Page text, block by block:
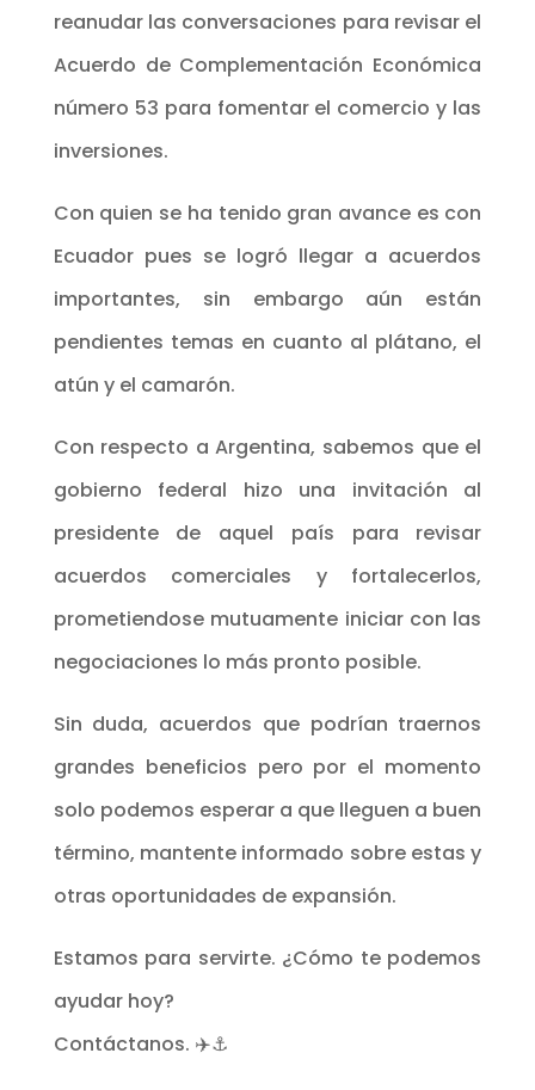
reanudar las conversaciones para revisar el
Acuerdo de Complementación Económica
número 53 para fomentar el comercio y las
inversiones.
Con quien se ha tenido gran avance es con
Ecuador pues se logró llegar a acuerdos
importantes, sin embargo aún están
pendientes temas en cuanto al plátano, el
atún y el camarón.
Con respecto a Argentina, sabemos que el
gobierno federal hizo una invitación al
presidente de aquel país para revisar
acuerdos comerciales y fortalecerlos,
prometiendose mutuamente iniciar con las
negociaciones lo más pronto posible.
Sin duda, acuerdos que podrían traernos
grandes beneficios pero por el momento
solo podemos esperar a que lleguen a buen
término, mantente informado sobre estas y
otras oportunidades de expansión.
Estamos para servirte. ¿Cómo te podemos
ayudar hoy?
Contáctanos. ✈️⚓